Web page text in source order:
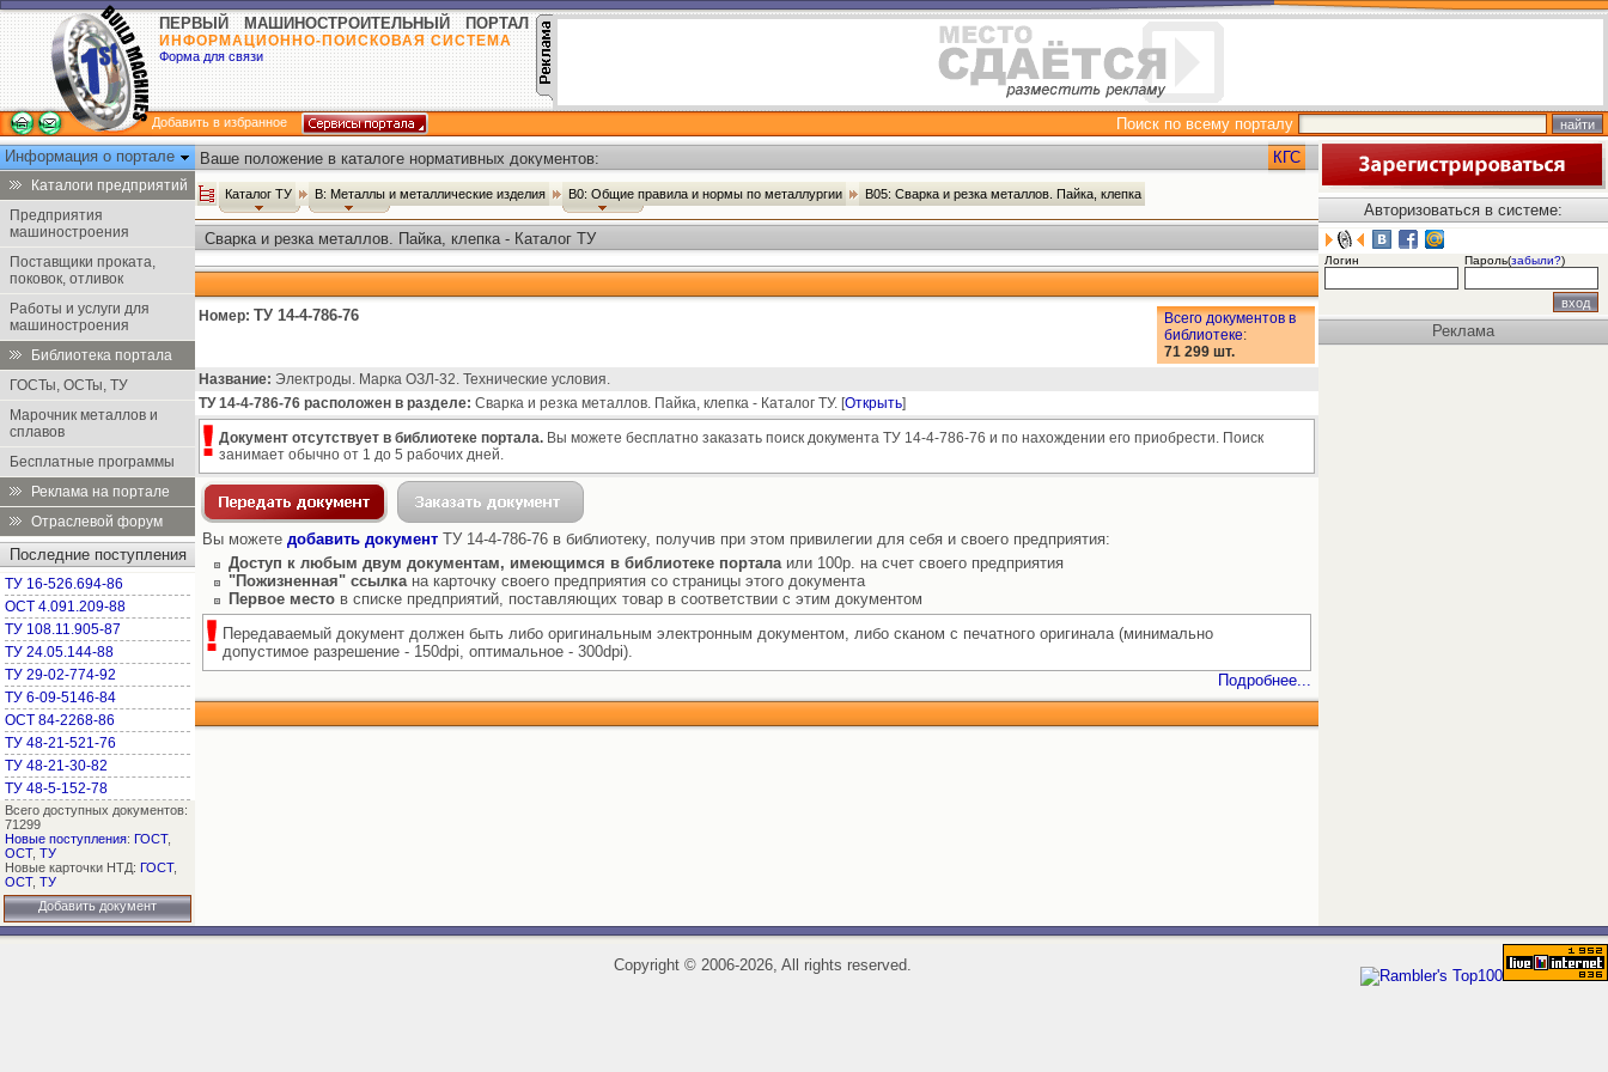
ПЕРВЫЙ МАШИНОСТРОИТЕЛЬНЫЙ ПОРТАЛ
ИНФОРМАЦИОННО-ПОИСКОВАЯ СИСТЕМА
Форма для связи
Добавить в избранное
Поиск по всему порталу
Информация о портале
Каталоги предприятий
Предприятия
машиностроения
Поставщики проката,
поковок, отливок
Работы и услуги для
машиностроения
Библиотека портала
ГОСТы, ОСТы, ТУ
Марочник металлов и
сплавов
Бесплатные программы
Реклама на портале
Отраслевой форум
Последние поступления
ТУ 16-526.694-86
ОСТ 4.091.209-88
ТУ 108.11.905-87
ТУ 24.05.144-88
ТУ 29-02-774-92
ТУ 6-09-5146-84
ОСТ 84-2268-86
ТУ 48-21-521-76
ТУ 48-21-30-82
ТУ 48-5-152-78
Всего доступных документов:
71299
Новые поступления: ГОСТ,
ОСТ, ТУ
Новые карточки НТД: ГОСТ,
ОСТ, ТУ
Добавить документ
Ваше положение в каталоге нормативных документов: КГС
Каталог ТУ В: Металлы и металлические изделия В0: Общие правила и нормы по металлургии В05: Сварка и резка металлов. Пайка, клепка
Сварка и резка металлов. Пайка, клепка - Каталог ТУ
Номер: ТУ 14-4-786-76
Всего документов в
библиотеке:
71 299 шт.
Название: Электроды. Марка ОЗЛ-32. Технические условия.
ТУ 14-4-786-76 расположен в разделе: Сварка и резка металлов. Пайка, клепка - Каталог ТУ. [Открыть]
Документ отсутствует в библиотеке портала. Вы можете бесплатно заказать поиск документа ТУ 14-4-786-76 и по нахождении его приобрести. Поиск
занимает обычно от 1 до 5 рабочих дней.
Вы можете добавить документ ТУ 14-4-786-76 в библиотеку, получив при этом привилегии для себя и своего предприятия:
Доступ к любым двум документам, имеющимся в библиотеке порталаили 100р. на счет своего предприятия
"Пожизненная" ссылкана карточку своего предприятия со страницы этого документа
Первое место в списке предприятий, поставляющих товар в соответствии с этим документом
Передаваемый документ должен быть либо оригинальным электронным документом, либо сканом с печатного оригинала (минимально
допустимое разрешение - 150dpi, оптимальное - 300dpi).
Подробнее...
Авторизоваться в системе:
Логин Пароль(забыли?)
Реклама
Copyright ©2006-2026, All rights reserved.